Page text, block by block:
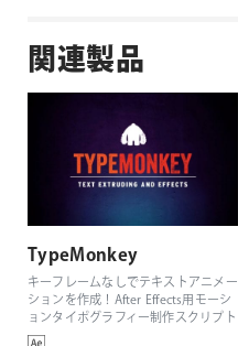
関連製品
TypeMonkey
キーフレームなしでテキストアニメー
ションを作成！After Effects用モーシ
ョンタイポグラフィー制作スクリプト